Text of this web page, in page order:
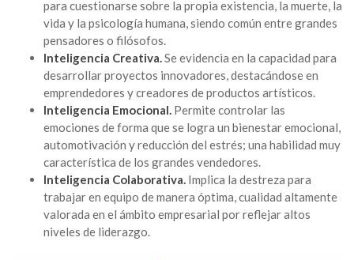
para cuestionarse sobre la propia existencia, la muerte, la
vida y la psicología humana, siendo común entre grandes
pensadores o filósofos.
Inteligencia Creativa.Se evidencia en la capacidad para
desarrollar proyectos innovadores, destacándose en
emprendedores y creadores de productos artísticos.
Inteligencia Emocional. Permite controlar las
emociones de forma que se logra un bienestar emocional,
automotivación y reducción del estrés; una habilidad muy
característica de los grandes vendedores.
Inteligencia Colaborativa. Implica la destreza para
trabajar en equipo de manera óptima, cualidad altamente
valorada en el ámbito empresarial por reflejar altos
niveles de liderazgo.